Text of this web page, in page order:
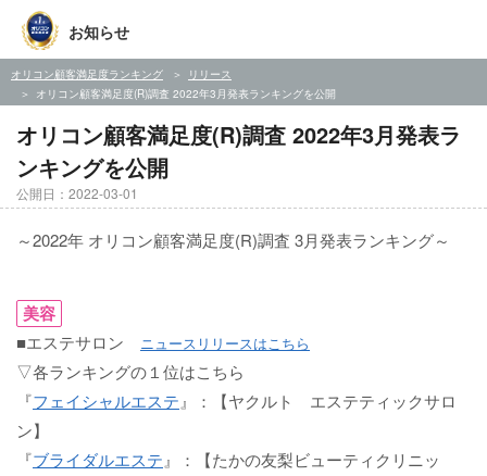
お知らせ
オリコン顧客満足度ランキング
リリース
オリコン顧客満足度(R)調査 2022年3月発表ランキングを公開
オリコン顧客満足度(R)調査 2022年3月発表ラ
ンキングを公開
公開日：2022-03-01
～2022年 オリコン顧客満足度(R)調査 3月発表ランキング～
美容
■エステサロン ニュースリリースはこちら
▽各ランキングの１位はこちら
『フェイシャルエステ 』：【ヤクルト エステティックサロ
ン】
『ブライダルエステ 』：【たかの友梨ビューティクリニッ